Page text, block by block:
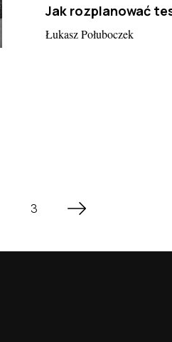
Jak rozplanować
Łukasz Połuboczek
3